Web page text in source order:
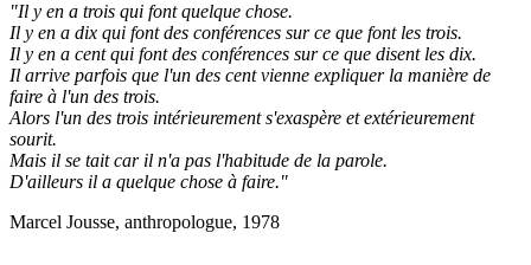
"Il y en a trois qui font quelque chose.
Il y en a dix qui font des conférences sur ce que font les trois.
Il y en a cent qui font des conférences sur ce que disent les dix.
Il arrive parfois que l'un des cent vienne expliquer la manière de
faire à l'un des trois.
Alors l'un des trois intérieurement s'exaspère et extérieurement
sourit.
Mais il se tait car il n'a pas l'habitude de la parole.
D'ailleurs il a quelque chose à faire."
Marcel Jousse, anthropologue, 1978